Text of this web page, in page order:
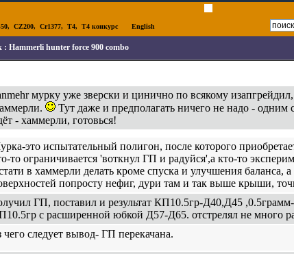
, CZ200, Cr1377, T4, T4 конкурс English
: Hammerli hunter force 900 combo
мурку уже зверски и цинично по всякому
Тут даже и предполагать ничего не надо - одним
- хаммерли, готовься!
это испытательный полигон, после которого
то ограничивается 'воткнул ГП и радуйся',а кто-то
в хаммерли делать кроме спуска и улучшения баланса,
попросту нефиг, дури там и так выше крыши,
ГП, поставил и результат КП10.5гр-Д40,Д45
с расширенной юбкой Д57-Д65. отстрелял не много
чего следует вывод- ГП перекачана.